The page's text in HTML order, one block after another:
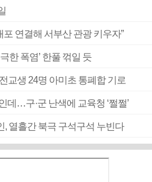
포 연결해 서부산 관광 키우자”
한 폭염’ 한풀 꺾일 듯
교생 24명 아미초 통폐합 기로
데…구·군 난색에 교육청 ‘쩔쩔’
, 열흘간 북극 구석구석 누빈다